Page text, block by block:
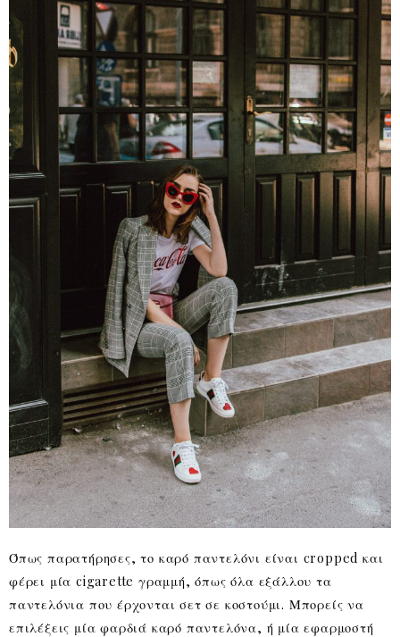
Όπως παρατήρησες, το καρό παντελόνι είναι cropped και
φέρει μία cigarette γραμμή, όπως όλα εξάλλου τα
παντελόνια που έρχονται σετ σε κοστούμι. Μπορείς να
επιλέξεις μία φαρδιά καρό παντελόνα, ή μία εφαρμοστή